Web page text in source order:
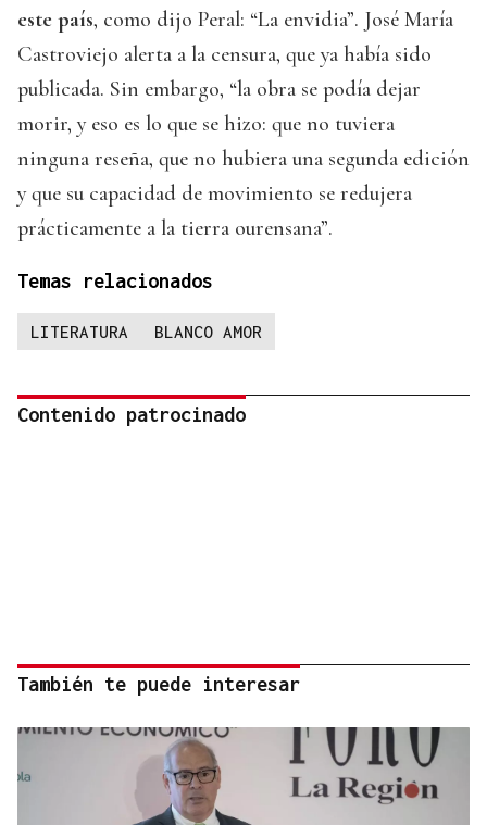
este país, como dijo Peral: “La envidia”. José María
Castroviejo alerta a la censura, que ya había sido
publicada. Sin embargo, “la obra se podía dejar
morir, y eso es lo que se hizo: que no tuviera
ninguna reseña, que no hubiera una segunda edición
y que su capacidad de movimiento se redujera
prácticamente a la tierra ourensana”.
Temas relacionados
LITERATURA BLANCO AMOR
Contenido patrocinado
También te puede interesar